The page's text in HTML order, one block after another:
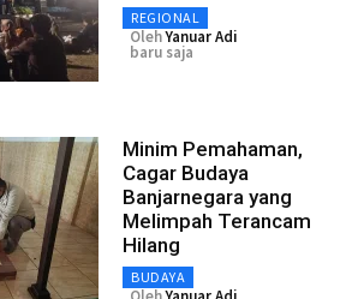
REGIONAL
OlehYanuar Adi
baru saja
Minim Pemahaman,
Cagar Budaya
Banjarnegara yang
Melimpah Terancam
Hilang
BUDAYA